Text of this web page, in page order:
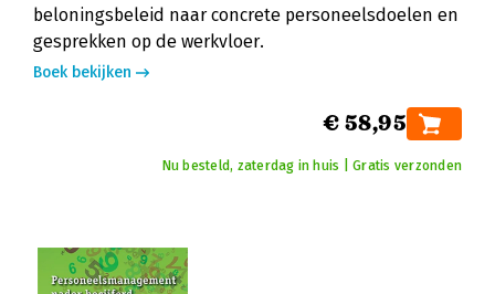
beloningsbeleid naar concrete personeelsdoelen en
gesprekken op de werkvloer.
Boek bekijken
€ 58,95
Nu besteld, zaterdag in huis | Gratis verzonden